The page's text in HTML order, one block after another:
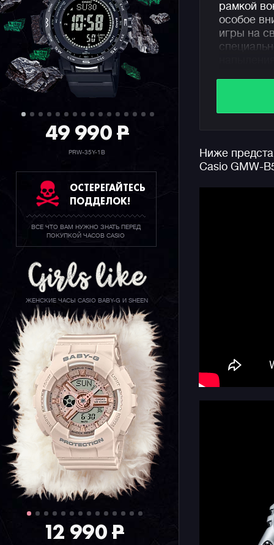
49 990P
PRW-35Y-1B
ОСТЕРЕГАЙТЕСЬ
ПОДДЕЛОК!
ВСЕ ЧТО ВАМ НУЖНО ЗНАТЬ ПЕРЕД
ПОКУПКОЙ ЧАСОВ CASIO
ЖЕНСКИЕ ЧАСЫ CASIO BABY-G И SHEEN
12 990P
рамкой
особое
игры на
оставляя
Внешний
Ниже
Casio GMW-